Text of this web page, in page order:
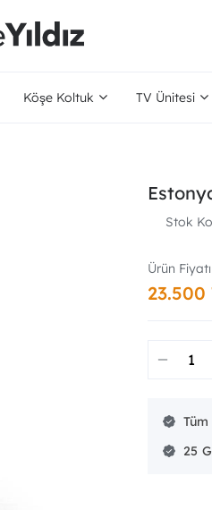
Köşe Koltuk TV Ünitesi
Stok
23.500
25
Tüm